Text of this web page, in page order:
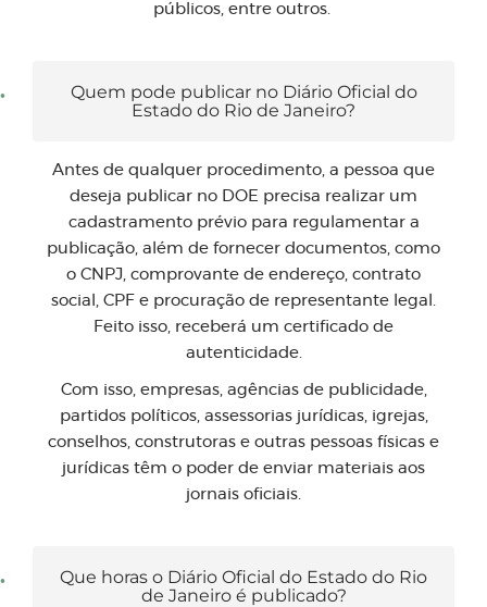
públicos, entre outros.
Quem pode publicar no Diário Oficial do
Estado do Rio de Janeiro?
Antes de qualquer procedimento, a pessoa que
deseja publicar no DOE precisa realizar um
cadastramento prévio para regulamentar a
publicação, além de fornecer documentos, como
o CNPJ, comprovante de endereço, contrato
social, CPF e procuração de representante legal.
Feito isso, receberá um certificado de
autenticidade.
Com isso, empresas, agências de publicidade,
partidos políticos, assessorias jurídicas, igrejas,
conselhos, construtoras e outras pessoas físicas e
jurídicas têm o poder de enviar materiais aos
jornais oficiais.
Que horas o Diário Oficial do Estado do Rio
de Janeiro é publicado?